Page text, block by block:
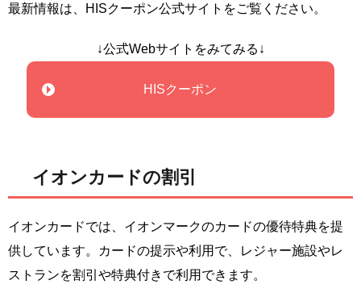
最新情報は、HISクーポン公式サイトをご覧ください。
↓公式Webサイトをみてみる↓
HISクーポン
イオンカードの割引
イオンカードでは、イオンマークのカードの優待特典を提
供しています。カードの提示や利用で、レジャー施設やレ
ストランを割引や特典付きで利用できます。